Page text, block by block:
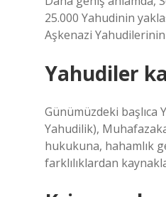
25.000 Yahudinin
Aşkenazi Yahudilerinin
Yahudiler
Günümüzdeki
Yahudilik),
hukukuna, hahamlık
farklılıklardan